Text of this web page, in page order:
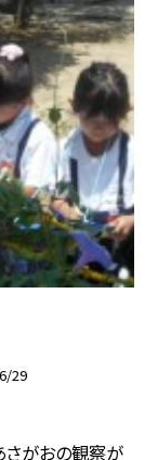
29
さがおの観察が